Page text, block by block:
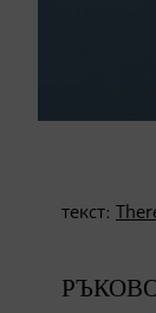
текст: